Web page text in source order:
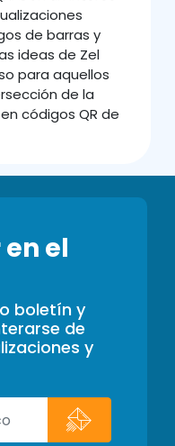
de barras y
ideas de Zel
para aquellos
de la
códigos QR de
el
boletín y
de
y